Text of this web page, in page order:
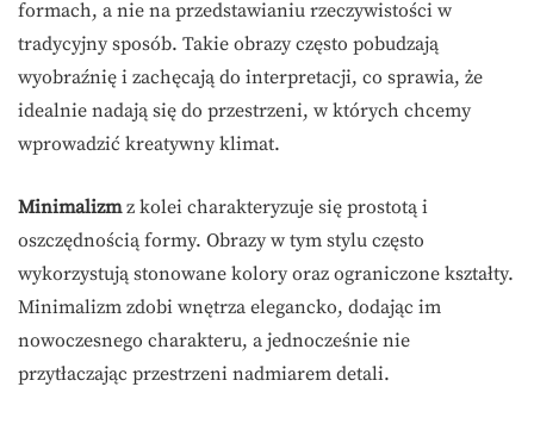
formach, a nie na przedstawianiu rzeczywistości w
tradycyjny sposób. Takie obrazy często pobudzają
wyobraźnię i zachęcają do interpretacji, co sprawia, że
idealnie nadają się do przestrzeni, w których chcemy
wprowadzić kreatywny klimat.
Minimalizmz kolei charakteryzuje się prostotą i
oszczędnością formy. Obrazy w tym stylu często
wykorzystują stonowane kolory oraz ograniczone kształty.
Minimalizm zdobi wnętrza elegancko, dodając im
nowoczesnego charakteru, a jednocześnie nie
przytłaczając przestrzeni nadmiarem detali.